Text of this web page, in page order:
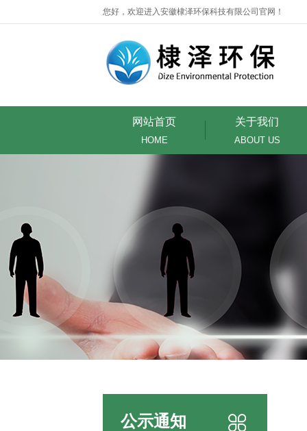
您好，欢迎进入安徽棣泽环保科技有限公司官网！
网站首页
HOME
关于我们
ABOUT US
公示通知